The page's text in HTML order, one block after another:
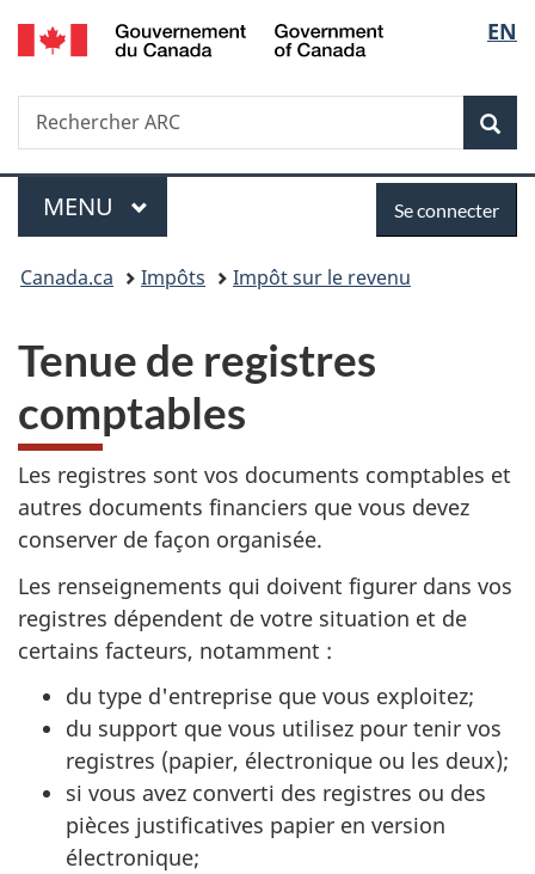
Passer
au
Passer
à
du
Passer
à
simplifiée
de
la
EN
Recherche
Rechercher
ARC
Menu
MENU PRINCIPAL
connecter
Se connecter
Vous
ici :
Canada.ca Impôts Impôt sur le revenu
Tenue de registres
comptables
Les registres sont vos documents comptables et
autres documents financiers que vous devez
conserver de façon organisée.
Les renseignements qui doivent figurer dans vos
registres dépendent de votre situation et de
certains facteurs, notamment :
du type d'entreprise que vous exploitez;
du support que vous utilisez pour tenir vos
registres (papier, électronique ou les deux);
si vous avez converti des registres ou des
pièces justificatives papier en version
électronique;